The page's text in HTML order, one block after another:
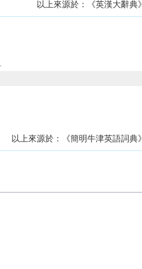
以上來源於：《英漢大辭典》
以上來源於：《簡明牛津英語詞典》